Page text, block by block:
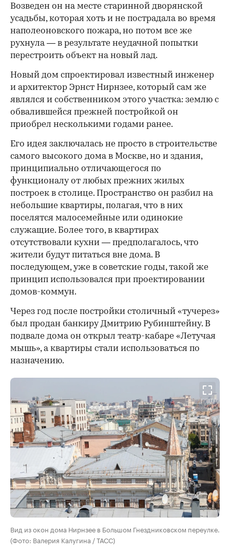
Возведен он на месте старинной дворянской
усадьбы, которая хоть и не пострадала во время
наполеоновского пожара, но потом все же
рухнула — в результате неудачной попытки
перестроить объект на новый лад.
Новый дом спроектировал известный инженер
и архитектор Эрнст Нирнзее, который сам же
являлся и собственником этого участка: землю с
обвалившейся прежней постройкой он
приобрел несколькими годами ранее.
Его идея заключалась не просто в строительстве
самого высокого дома в Москве, но и здания,
принципиально отличающегося по
функционалу от любых прежних жилых
построек в столице. Пространство он разбил на
небольшие квартиры, полагая, что в них
поселятся малосемейные или одинокие
служащие. Более того, в квартирах
отсутствовали кухни — предполагалось, что
жители будут питаться вне дома. В
последующем, уже в советские годы, такой же
принцип использовался при проектировании
домов-коммун.
Через год после постройки столичный «тучерез»
был продан банкиру Дмитрию Рубинштейну. В
подвале дома он открыл театр-кабаре «Летучая
мышь», а квартиры стали использоваться по
назначению.
Вид из окон дома Нирнзее в Большом Гнездниковском переулке.
(Фото: Валерия Калугина / ТАСС)